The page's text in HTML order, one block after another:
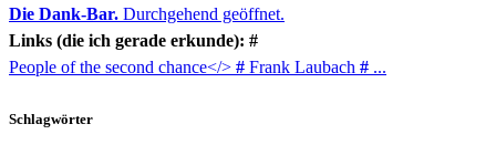
Die Dank-Bar. Durchgehend geöffnet.
Links (die ich gerade erkunde): #
People of the second chance</> # Frank Laubach # ...
Schlagwörter